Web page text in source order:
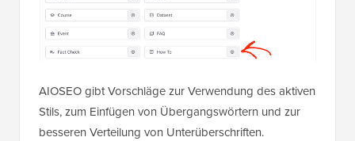
AIOSEO gibt Vorschläge zur Verwendung des aktiven
Stils, zum Einfügen von Übergangswörtern und zur
besseren Verteilung von Unterüberschriften.